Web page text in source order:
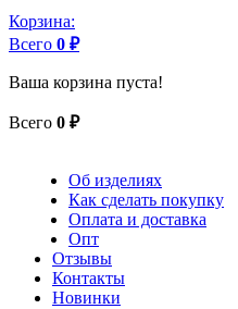
Корзина:
Всего 0 ₽
Ваша корзина пуста!
Всего 0 ₽
Об изделиях
Как сделать покупку
Оплата и доставка
Опт
Отзывы
Контакты
Новинки